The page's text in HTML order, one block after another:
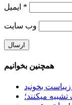
*
وب‌ سایت
همچنین بخوانیم
میکنند؛